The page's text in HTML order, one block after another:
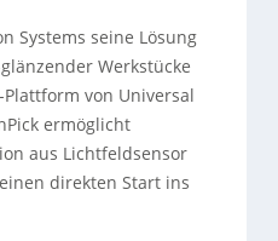
Systems seine Lösung
Werkstücke
von Universal
ermöglicht
aus Lichtfeldsensor
direkten Start ins